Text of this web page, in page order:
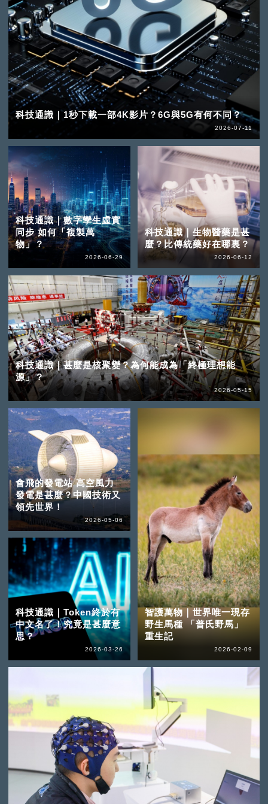
科技通識｜1秒下載一部4K影片？6G與5G有何不同？
2026-07-11
科技通識｜數字孿生虛實
同步 如何「複製萬
物」？
2026-06-29
科技通識｜生物醫藥是甚
麼？比傳統藥好在哪裏？
2026-06-12
科技通識｜甚麼是核聚變？為何能成為「終極理想能
源」？
2026-05-15
會飛的發電站 高空風力
發電是甚麼？中國技術又
領先世界！
2026-05-06
科技通識｜Token終於有
中文名了！究竟是甚麼意
思？
2026-03-26
智護萬物｜世界唯一現存
野生馬種 「普氏野馬」
重生記
2026-02-09